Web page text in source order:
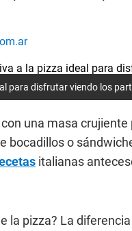
para disfrutar viendo los
una masa
bocadillos o
italianas
la pizza? La